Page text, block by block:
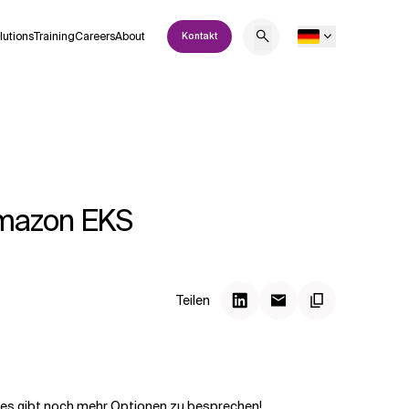
TrainingCareersAbout Kontakt
EKS
Teilen